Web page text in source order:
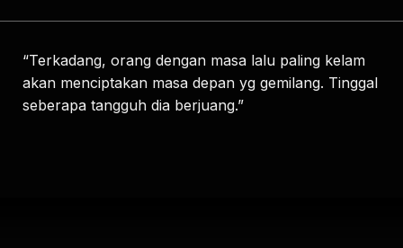
“Terkadang, orang dengan masa lalu paling kelam
akan menciptakan masa depan yg gemilang. Tinggal
seberapa tangguh dia berjuang.”